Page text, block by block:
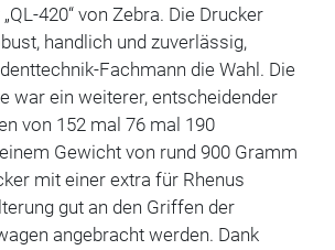
420“ von Zebra. Die Drucker
handlich und zuverlässig,
Fachmann die Wahl. Die
war ein weiterer, entscheidender
von 152 mal 76 mal 190
Gewicht von rund 900 Gramm
mit einer extra für Rhenus
gut an den Griffen der
angebracht werden. Dank